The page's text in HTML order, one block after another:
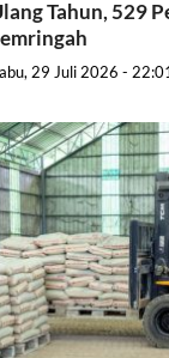
Tahun, 529
29 Juli 2026 -